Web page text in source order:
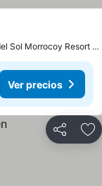
a 9.8 km de: Islas del Sol Morrocoy Resort Chichiriviche
Ver precios
Compartir